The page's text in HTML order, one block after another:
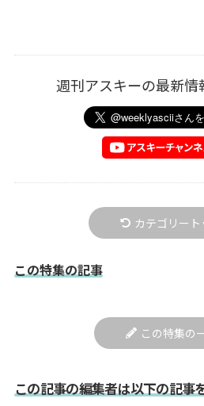
週刊アスキーの最新情
カテゴリー
この特集の記事
この特集の
この記事の編集者は以下の記事